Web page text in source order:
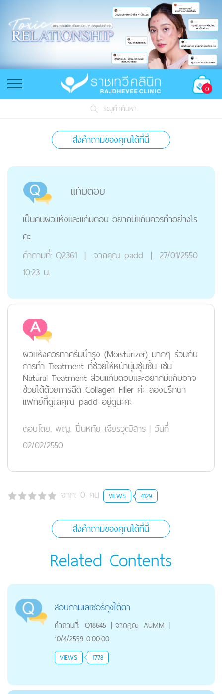
0
ระบุคำค้นหา
ส่งคำถามของคุณได้ที่นี่
แก้มตอบ
เป็นคนผิวแห้งและแก้มตอบ อยากมีแก้มควรทำอย่างไร
คะ
คำถามที่: Q2361 | จากคุณ padd | 27/01/2550
10:23 น.
ผิวแห้งควรทาครีมบำรุง (Moisturizer) มากๆ ร่วมกับ
การทำ Treatment ที่ช่วยให้หน้านุ่มชุ่มชื้น เช่น
Natural Treatment ส่วนแก้มตอบและอยากมีแก้มอาจ
ช่วยได้ด้วยการฉีด Collagen Filler ค่ะ ลองปรึกษา
แพทย์ที่ดูแลคุณ padd อยู่ดูนะคะ
ตอบโดย: พญ. ปิ่นหทัย เจียรวุฒิสาร | วันที่
02/02/2550
จาก: 0 คน VIEWS 4129
ส่งคำถามของคุณได้ที่นี่
Related Contents
สอบถามเลเซอร์ถุงใต้ตา
คำถามที่: Q18645 | จากคุณ AUMM |
10/4/2559 0:00:00
VIEWS 1778